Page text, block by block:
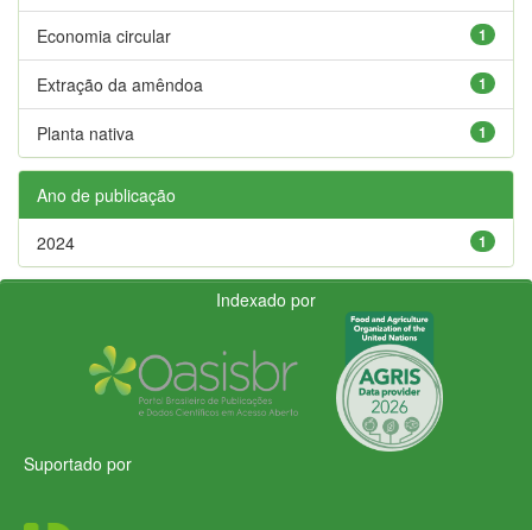
1
Economia circular
1
Extração da amêndoa
1
Planta nativa
Ano de publicação
1
2024
Indexado por
Suportado por